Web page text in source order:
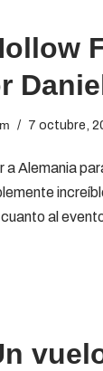
7 octubre,
a Alemania
al